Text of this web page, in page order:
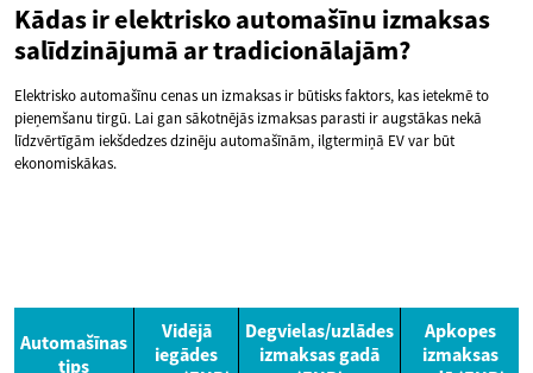
Kādas ir elektrisko automašīnu izmaksas
salīdzinājumā ar tradicionālajām?
Elektrisko automašīnu cenas un izmaksas ir būtisks faktors, kas ietekmē to
pieņemšanu tirgū. Lai gan sākotnējās izmaksas parasti ir augstākas nekā
līdzvērtīgām iekšdedzes dzinēju automašīnām, ilgtermiņā EV var būt
ekonomiskākas.
Automašīnas
tips
Vidējā
iegādes
Degvielas/uzlādes
izmaksas gadā
Apkopes
izmaksas